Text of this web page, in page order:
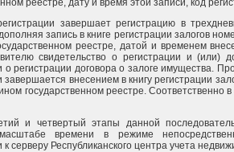
реестре, дату и время этой записи, код
завершает регистрацию в
запись в книге регистрации залогов
реестре, датой и временем
свидетельство о регистрации и (или)
о регистрации договора о залоге имущества.
завершается внесением в книгу регистрации
государственном реестре. Соответственно
и четвертый этапы данной
времени в режиме
к серверу Республиканского центра учета